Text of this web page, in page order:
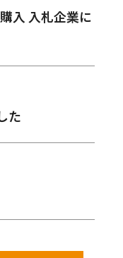
入 入札企業に
た